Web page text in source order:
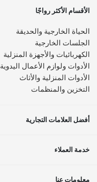
الأقسام الأكثر رواجًا
الحياة الخارجية والحديقة
الجلسات الخارجية
الكهربائيات والأجهزة المنزلية
الأدوات ولوازم الأعمال اليدوية
الأدوات المنزلية والأثاث
التخزين والمنظمات
أفضل العلامات التجارية
خدمة العملاء
معلومات عنا